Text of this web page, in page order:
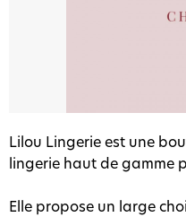
Lilou Lingerie est une
lingerie haut de gamme
Elle propose un large